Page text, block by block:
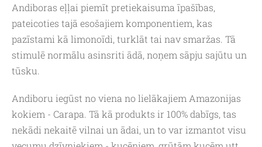
Andiboras eļļai piemīt pretiekaisuma īpašības,
pateicoties tajā esošajiem komponentiem, kas
pazīstami kā limonoīdi, turklāt tai nav smaržas. Tā
stimulē normālu asinsriti ādā, noņem sāpju sajūtu un
tūsku.
Andiboru iegūst no viena no lielākajiem Amazonijas
kokiem - Carapa. Tā kā produkts ir 100% dabīgs, tas
nekādi nekaitē vilnai un ādai, un to var izmantot visu